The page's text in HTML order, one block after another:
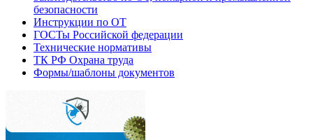
безопасности
Инструкции по ОТ
ГОСТы Российской федерации
Технические нормативы
ТК РФ Охрана труда
Формы/шаблоны документов